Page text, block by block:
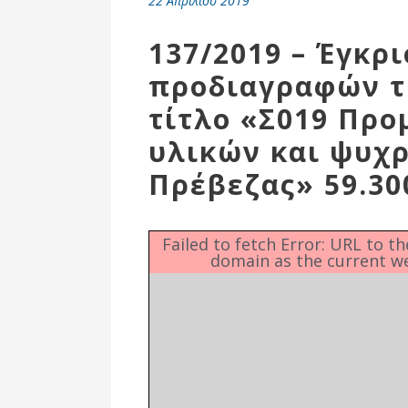
Δημοτικές
Ενότητες
137/2019 –
προδιαγραφών
τίτλο «Σ019
υλικών και
Πρέβεζας»
Failed to fetch Error: URL to
domain as the current